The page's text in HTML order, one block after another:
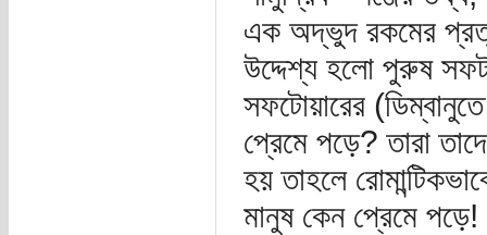
এক অদ্ভুদ রকমের
উদ্দেশ্য হলো পুরুষ
সফটোয়ারের
প্রেমে পড়ে? তারা
হয় তাহলে
মানুষ কেন প্রেমে পড়ে!